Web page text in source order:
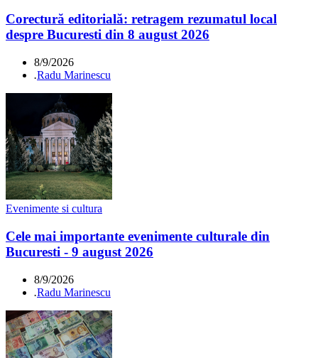
Corectură editorială: retragem rezumatul local
despre Bucuresti din 8 august 2026
8/9/2026
.Radu Marinescu
Evenimente si cultura
Cele mai importante evenimente culturale din
Bucuresti - 9 august 2026
8/9/2026
.Radu Marinescu